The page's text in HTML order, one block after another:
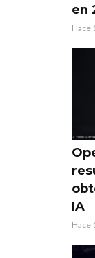
en
Hace
IA
Hace